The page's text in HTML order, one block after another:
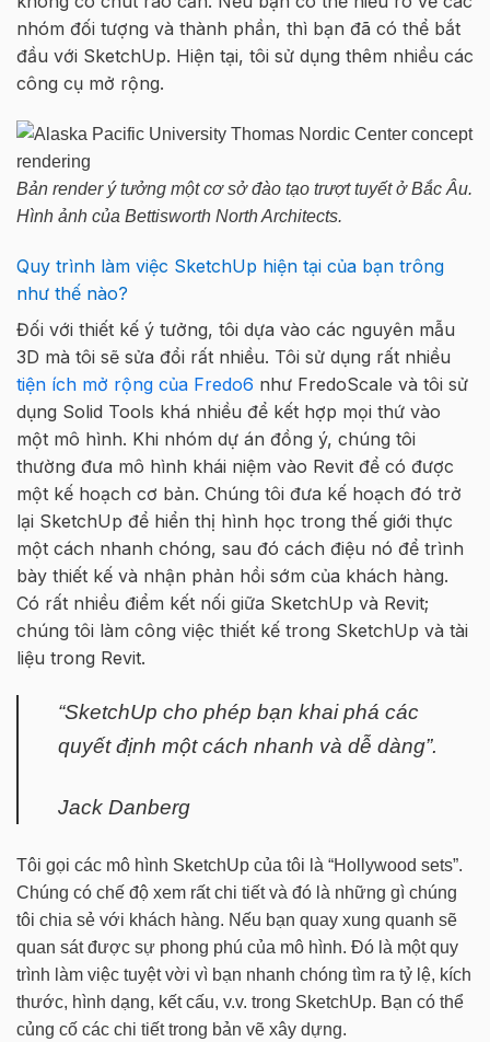
nhóm đối tượng và thành phần, thì bạn đã có thể bắt
đầu với SketchUp. Hiện tại, tôi sử dụng thêm nhiều các
công cụ mở rộng.
Bản render ý tưởng một cơ sở đào tạo trượt tuyết ở Bắc Âu.
Hình ảnh của Bettisworth North Architects.
Quy trình làm việc SketchUp hiện tại của bạn trông
như thế nào?
Đối với thiết kế ý tưởng, tôi dựa vào các nguyên mẫu
3D mà tôi sẽ sửa đổi rất nhiều. Tôi sử dụng rất nhiều
tiện ích mở rộng của Fredo6 như FredoScale và tôi sử
dụng Solid Tools khá nhiều để kết hợp mọi thứ vào
một mô hình. Khi nhóm dự án đồng ý, chúng tôi
thường đưa mô hình khái niệm vào Revit để có được
một kế hoạch cơ bản. Chúng tôi đưa kế hoạch đó trở
lại SketchUp để hiển thị hình học trong thế giới thực
một cách nhanh chóng, sau đó cách điệu nó để trình
bày thiết kế và nhận phản hồi sớm của khách hàng.
Có rất nhiều điểm kết nối giữa SketchUp và Revit;
chúng tôi làm công việc thiết kế trong SketchUp và tài
liệu trong Revit.
“SketchUp cho phép bạn khai phá các
quyết định một cách nhanh và dễ dàng”.
Jack Danberg
Tôi gọi các mô hình SketchUp của tôi là “Hollywood sets”.
Chúng có chế độ xem rất chi tiết và đó là những gì chúng
tôi chia sẻ với khách hàng. Nếu bạn quay xung quanh sẽ
quan sát được sự phong phú của mô hình. Đó là một quy
trình làm việc tuyệt vời vì bạn nhanh chóng tìm ra tỷ lệ, kích
thước, hình dạng, kết cấu, v.v. trong SketchUp. Bạn có thể
củng cố các chi tiết trong bản vẽ xây dựng.